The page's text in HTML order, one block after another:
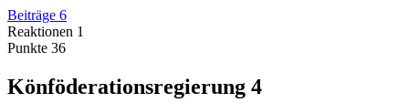
Beiträge 6
Reaktionen 1
Punkte 36
Könföderationsregierung 4